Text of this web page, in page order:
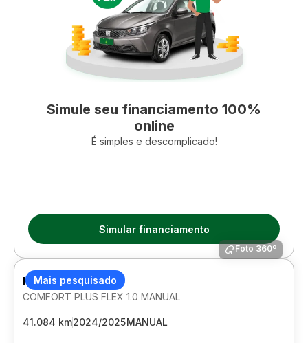
Simule seu financiamento 100%
online
É simples e descomplicado!
Simular financiamento
Mais pesquisado
Foto 360º
HYUNDAI HB20
COMFORT PLUS FLEX 1.0 MANUAL
41.084 km2024/2025MANUAL